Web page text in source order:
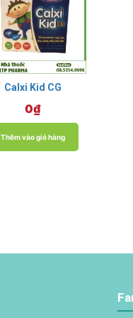
Calxi Kid CG
0₫
Thêm vào giỏ hàng